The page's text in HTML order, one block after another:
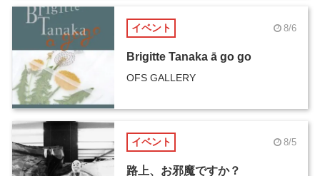
イベント 8/6
Brigitte Tanaka ā go go
OFS GALLERY
イベント 8/5
路上、お邪魔ですか？